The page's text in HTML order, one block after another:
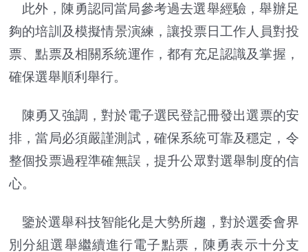
此外，陳勇認同當局參考過去選舉經驗，舉辦足
夠的培訓及模擬情景演練，讓投票日工作人員對投
票、點票及相關系統運作，都有充足認識及掌握，
確保選舉順利舉行。
陳勇又強調，對於電子選民登記冊發出選票的安
排，當局必須嚴謹測試，確保系統可靠及穩定， 令
整個投票過程準確無誤，提升公眾對選舉制度的信
心。
鑒於選舉科技智能化是大勢所趨， 對於選委會界
別分組選舉繼續進行電子點票，陳勇表示十分支